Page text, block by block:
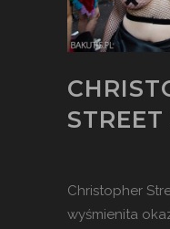
Christopher
wyśmienita